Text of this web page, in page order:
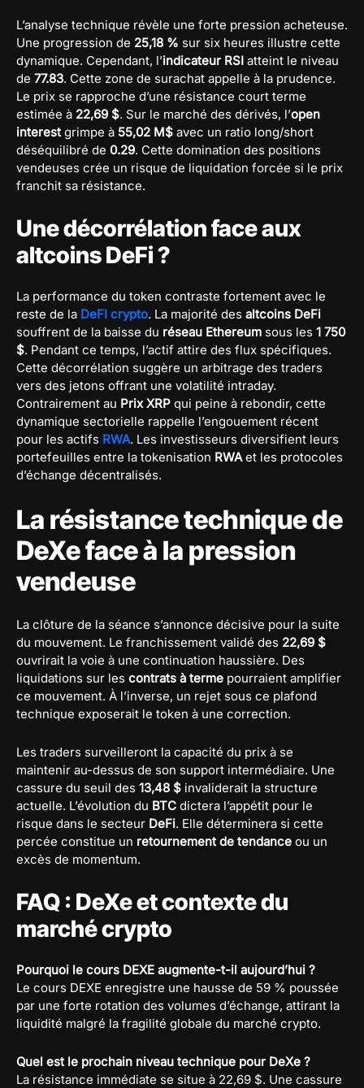
L’analyse technique révèle une forte pression acheteuse.
Une progression de 25,18 % sur six heures illustre cette
dynamique. Cependant, l’indicateur RSI atteint le niveau
de 77.83. Cette zone de surachat appelle à la prudence.
Le prix se rapproche d’une résistance court terme
estimée à 22,69 $. Sur le marché des dérivés, l’open
interestgrimpe à 55,02 M$ avec un ratio long/short
déséquilibré de 0.29. Cette domination des positions
vendeuses crée un risque de liquidation forcée si le prix
franchit sa résistance.
Une décorrélation face aux
altcoins DeFi ?
La performance du token contraste fortement avec le
reste de la DeFI crypto. La majorité des altcoins DeFi
souffrent de la baisse du réseau Ethereum sous les 1 750
$. Pendant ce temps, l’actif attire des flux spécifiques.
Cette décorrélation suggère un arbitrage des traders
vers des jetons offrant une volatilité intraday.
Contrairement au Prix XRP qui peine à rebondir, cette
dynamique sectorielle rappelle l’engouement récent
pour les actifs RWA. Les investisseurs diversifient leurs
portefeuilles entre la tokenisation RWAet les protocoles
d’échange décentralisés.
La résistance technique de
DeXe face à la pression
vendeuse
La clôture de la séance s’annonce décisive pour la suite
du mouvement. Le franchissement validé des 22,69 $
ouvrirait la voie à une continuation haussière. Des
liquidations sur les contrats à terme pourraient amplifier
ce mouvement. À l’inverse, un rejet sous ce plafond
technique exposerait le token à une correction.
Les traders surveilleront la capacité du prix à se
maintenir au-dessus de son support intermédiaire. Une
cassure du seuil des 13,48 $ invaliderait la structure
actuelle. L’évolution du BTC dictera l’appétit pour le
risque dans le secteur DeFi. Elle déterminera si cette
percée constitue un retournement de tendance ou un
excès de momentum.
FAQ : DeXe et contexte du
marché crypto
Pourquoi le cours DEXE augmente-t-il aujourd’hui ?
Le cours DEXE enregistre une hausse de 59 % poussée
par une forte rotation des volumes d’échange, attirant la
liquidité malgré la fragilité globale du marché crypto.
Quel est le prochain niveau technique pour DeXe ?
La résistance immédiate se situe à 22,69 $. Une cassure